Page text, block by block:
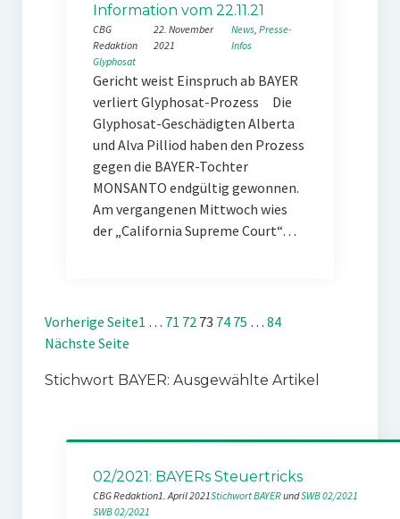
Information vom 22.11.21
CBG
Redaktion
22. November
2021
News, Presse-
Infos
Glyphosat
Gericht weist Einspruch ab BAYER
verliert Glyphosat-Prozess Die
Glyphosat-Geschädigten Alberta
und Alva Pilliod haben den Prozess
gegen die BAYER-Tochter
MONSANTO endgültig gewonnen.
Am vergangenen Mittwoch wies
der „California Supreme Court“…
Vorherige Seite1 … 71 72 73 74 75 … 84
Nächste Seite
Stichwort BAYER: Ausgewählte Artikel
02/2021: BAYERs Steuertricks
CBG Redaktion1. April 2021Stichwort BAYER und SWB 02/2021
SWB 02/2021